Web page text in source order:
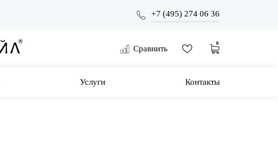
+7 (495) 274 06 36
Сравнить
0
Услуги Контакты